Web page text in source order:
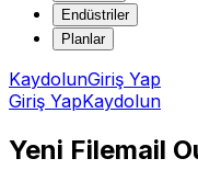
Endüstriler
Planlar
KaydolunGiriş Yap
Giriş YapKaydolun
Yeni Filemail